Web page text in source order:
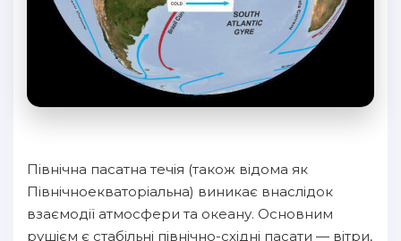
Північна пасатна течія (також відома як
Північноекваторіальна) виникає внаслідок
взаємодії атмосфери та океану. Основним
рушієм є стабільні північно-східні пасати — вітри,